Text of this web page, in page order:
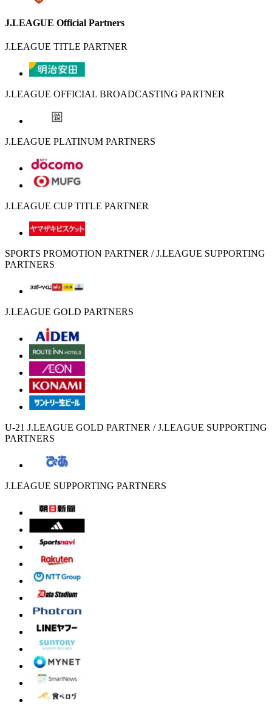
J.LEAGUE Official Partners
J.LEAGUE TITLE PARTNER
J.LEAGUE OFFICIAL BROADCASTING PARTNER
J.LEAGUE PLATINUM PARTNERS
J.LEAGUE CUP TITLE PARTNER
SPORTS PROMOTION PARTNER / J.LEAGUE SUPPORTING
PARTNERS
J.LEAGUE GOLD PARTNERS
U-21 J.LEAGUE GOLD PARTNER / J.LEAGUE SUPPORTING
PARTNERS
J.LEAGUE SUPPORTING PARTNERS